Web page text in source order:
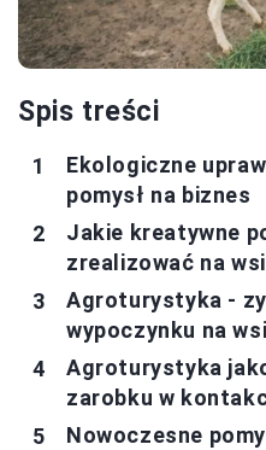
Spis treści
Ekologiczne
pomysł na biznes
Jakie kreatywne
zrealizować na
Agroturystyka -
wypoczynku na wsi
Agroturystyka
zarobku w
Nowoczesne